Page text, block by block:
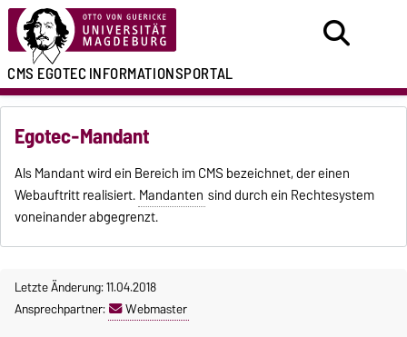
CMS EGOTECINFORMATIONSPORTAL
Egotec-Mandant
Als Mandant wird ein Bereich im CMS bezeichnet, der einen
Webauftritt realisiert. Mandanten sind durch ein Rechtesystem
voneinander abgegrenzt.
Letzte Änderung: 11.04.2018
Ansprechpartner:
Webmaster